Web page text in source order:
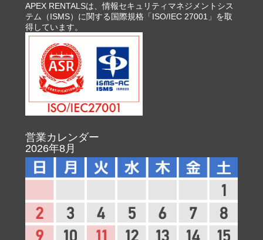
APEX RENTALSは、情報セキュリティマネジメントシス
テム（ISMS）に関する国際規格「ISO/IEC 27001」を取
得しています。
営業カレンダー
2026年8月